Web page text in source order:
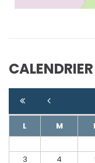
CALENDRIER
L M
3
4